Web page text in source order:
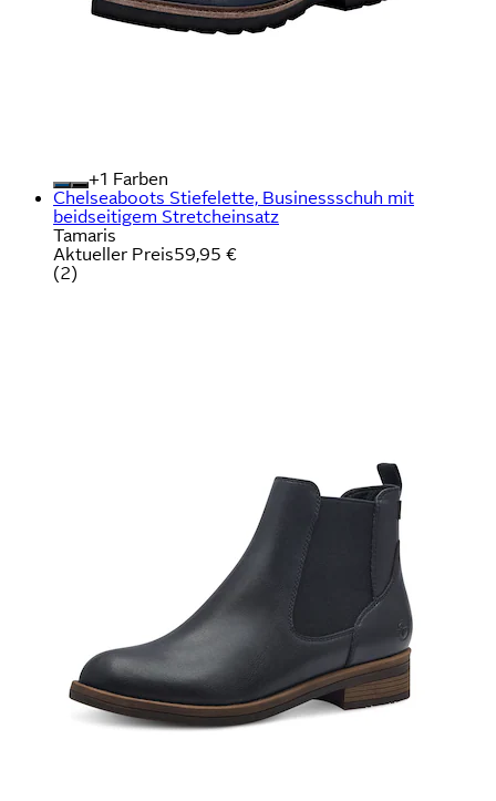
+
Farben
Chelseaboots Stiefelette, Businessschuh mit
beidseitigem Stretcheinsatz
Tamaris
Aktueller Preis59,95 €
(2)